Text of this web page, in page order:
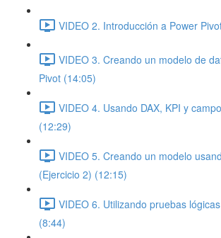
VIDEO 2. Introducción a Power
VIDEO 3. Creando un modelo de
Pivot (14:05)
VIDEO 4. Usando DAX, KPI y
(12:29)
VIDEO 5. Creando un modelo
(Ejercicio 2) (12:15)
VIDEO 6. Utilizando pruebas
(8:44)